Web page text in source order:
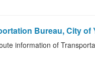
Bureau, City of
information of